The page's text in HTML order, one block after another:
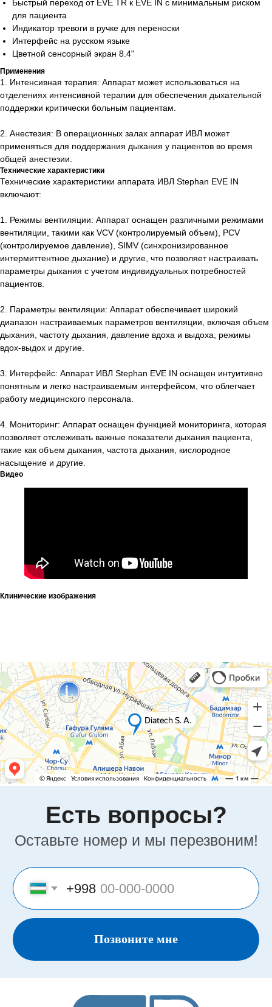
Быстрый переход от EVE TR к EVE IN с минимальным риском
для пациента
Индикатор тревоги в ручке для переноски
Интерфейс на русском языке
Цветной сенсорный экран 8.4"
Применения
1. Интенсивная терапия: Аппарат может использоваться на
отделениях интенсивной терапии для обеспечения дыхательной
поддержки критически больным пациентам.
2. Анестезия: В операционных залах аппарат ИВЛ может
применяться для поддержания дыхания у пациентов во время
общей анестезии.
Технические характеристики
Технические характеристики аппарата ИВЛ Stephan EVE IN
включают:
1. Режимы вентиляции: Аппарат оснащен различными режимами
вентиляции, такими как VCV (контролируемый объем), PCV
(контролируемое давление), SIMV (синхронизированное
интермиттентное дыхание) и другие, что позволяет настраивать
параметры дыхания с учетом индивидуальных потребностей
пациентов.
2. Параметры вентиляции: Аппарат обеспечивает широкий
диапазон настраиваемых параметров вентиляции, включая объем
дыхания, частоту дыхания, давление вдоха и выдоха, режимы
вдох-выдох и другие.
3. Интерфейс: Аппарат ИВЛ Stephan EVE IN оснащен интуитивно
понятным и легко настраиваемым интерфейсом, что облегчает
работу медицинского персонала.
4. Мониторинг: Аппарат оснащен функцией мониторинга, которая
позволяет отслеживать важные показатели дыхания пациента,
такие как объем дыхания, частота дыхания, кислородное
насыщение и другие.
Видео
Клинические изображения
Есть вопросы?
Оставьте номер и мы перезвоним!
+998
дистрибьютор медицинского
оборудования
Политика
Основное
О нас
Новости
Cтатьи
Информация
Для клиента
Фотогалерея
Партнеры
Зульфияхоним, 18, 100128
Почта
+998(78)140-18-68
+998(90)350-03-38
Сервисный номер:
+998(95)302-00-08
Номер отдела продаж:
Представительство «Diatech S.A.» © 2008 - 2023.
Сайт носит информационный характер и не
Разработка и продвижение в Future-group